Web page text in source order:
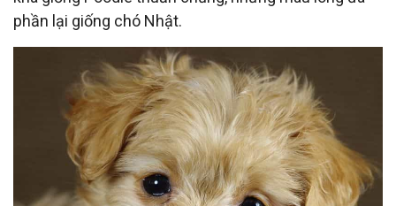
phần lại giống chó Nhật.